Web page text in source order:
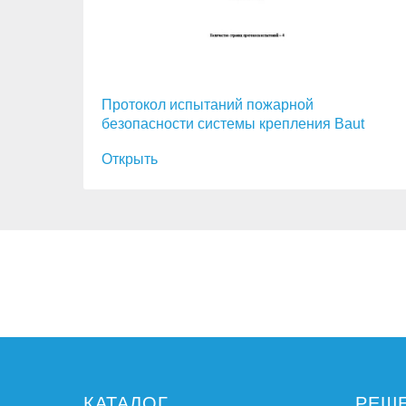
Протокол испытаний пожарной
безопасности системы крепления Baut
Открыть